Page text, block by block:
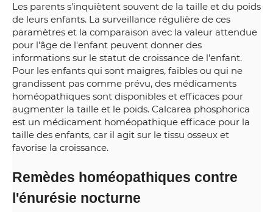
Les parents s'inquiètent souvent de la taille et du poids
de leurs enfants. La surveillance régulière de ces
paramètres et la comparaison avec la valeur attendue
pour l'âge de l'enfant peuvent donner des
informations sur le statut de croissance de l'enfant.
Pour les enfants qui sont maigres, faibles ou qui ne
grandissent pas comme prévu, des médicaments
homéopathiques sont disponibles et efficaces pour
augmenter la taille et le poids. Calcarea phosphorica
est un médicament homéopathique efficace pour la
taille des enfants, car il agit sur le tissu osseux et
favorise la croissance.
Remèdes homéopathiques contre
l'énurésie nocturne